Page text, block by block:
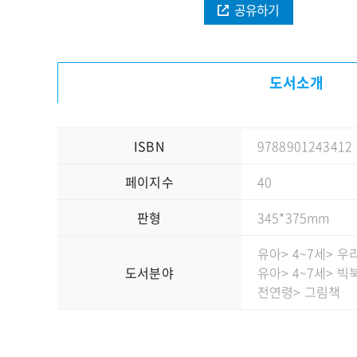
공유하기
도서소개
ISBN
9788901243412
페이지수
40
판형
345*375mm
도서분야
유아> 4~7세> 우
유아> 4~7세> 빅
전연령> 그림책